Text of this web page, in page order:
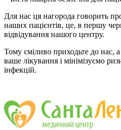
Для нас ця нагорода говорить
наших пацієнтів, це, в першу
відвідування нашого центру.
Тому сміливо приходьте до нас,
ваше лікування і мінімізуємо
інфекцій.